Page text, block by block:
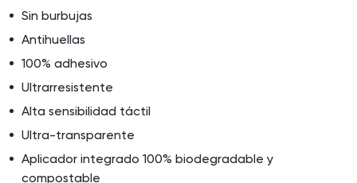
Sin burbujas
Antihuellas
100% adhesivo
Ultrarresistente
Alta sensibilidad táctil
Ultra-transparente
Aplicador integrado 100% biodegradable y
compostable